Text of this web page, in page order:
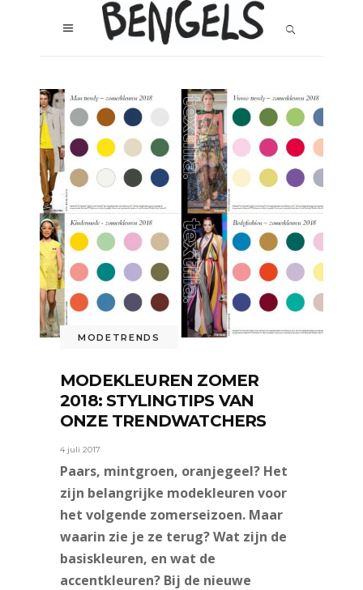
MODETRENDS
MODEKLEUREN ZOMER
2018: STYLINGTIPS VAN
ONZE TRENDWATCHERS
4 juli 2017
Paars, mintgroen, oranjegeel? Het
zijn belangrijke modekleuren voor
het volgende zomerseizoen. Maar
waarin zie je ze terug? Wat zijn de
basiskleuren, en wat de
accentkleuren? Bij de nieuwe